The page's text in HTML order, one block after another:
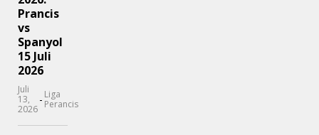
Prancis
vs
Spanyol
15 Juli
2026
Juli
13,
2026
- Liga
Perancis